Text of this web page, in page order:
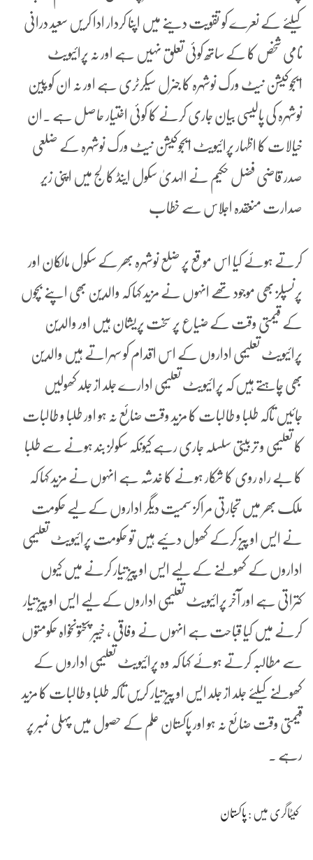
کیلئے کے نعرے کو تقویت دینے میں اپنا کردار ادا کریں سعید درانی
نامی شخص کا کے ساتھ کوئی تعلق نہیں ہے اور نہ پرائیویٹ
ایجوکیشن نیٹ ورک نوشہرہ کا جنرل سیکرٹری ہے اور نہ ان کو پین
نوشہرہ کی پالیسی بیان جاری کرنے کا کوئی اختیار حاصل ہے ۔ان
خیالات کا اظہار پرائیویٹ ایجوکیشن نیٹ ورک نوشہرہ کے ضلعی
صدر قاضی فضل حکیم نے الہدیٰ سکول اینڈ کالج میں اپنی زیر
صدارت منعقدہ اجلاس سے خطاب
کرتے ہوئے کیا اس موقع پر ضلع نوشہرہ بھر کے سکول مالکان اور
پرنسپلز بھی موجود تھے انہوں نے مزید کہا کہ والدین بھی اپنے بچوں
کے قیمتی وقت کے ضیاع پر سخت پریشان ہیں اور والدین
پرائیویٹ تعلیمی اداروں کے اس اقدام کو سہراتے ہیں والدین
بھی چاہتے ہیں کہ پرائیویٹ تعلیمی ادارے جلد از جلد کھولیں
جائیں تاکہ طلبا و طالبات کا مزید وقت ضائع نہ ہو اور طلبا و طالبات
کا تعلیمی و تربیتی سلسلہ جاری رہے کیونکہ سکولز بند ہونے سے طلبا
کا بے راہ روی کا شکار ہونے کا خدشہ ہے انہوں نے مزید کہا کہ
ملک بھر میں تجارتی مراکز سمیت دیگر اداروں کے لیے حکومت
نے ایس او پیز کرکے کھول دئیے ہیں تو حکومت پرائیویٹ تعلیمی
اداروں کے کھولنے کے لیے ایس او پیز تیار کرنے میں کیوں
کتراتی ہے اور آخر پرائیویٹ تعلیمی اداروں کے لیے ایس او پیز تیار
کرنے میں کیا قباحت ہے انہوں نے وفاقی ، خیبر پختونخواہ حکومتوں
سے مطالبہ کرتے ہوئے کہا کہ وہ پرائیویٹ تعلیمی اداروں کے
کھولنے کیلئے جلد از جلد ایس او پیز تیار کریں تاکہ طلبا و طالبات کا مزید
قیمتی وقت ضائع نہ ہو اور پاکستان علم کے حصول میں پہلی نمبر پر
رہے ۔
کیٹاگری میں : پاکستان